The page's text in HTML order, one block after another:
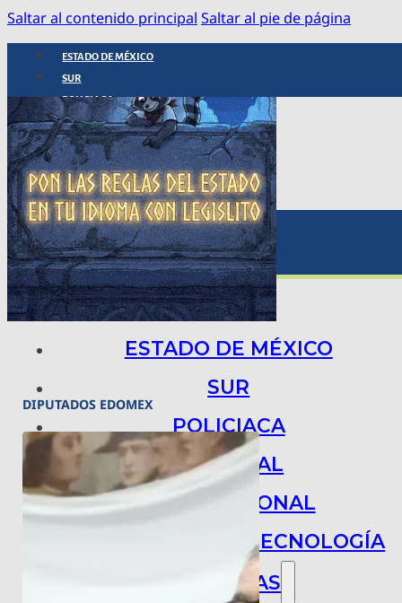
Saltar al contenido principal Saltar al pie de página
ESTADO DE MÉXICO
SUR
POLICIACA
NACIONAL
INTERNACIONAL
ARTE, CIENCIA Y TECNOLOGÍA
COLUMNAS
BAJO LA LUPA
RASTROS Y ROSTROS
VÍNCULOS ANIMALES
ESTADO DE MÉXICO
SUR
POLICIACA
NACIONAL
INTERNACIONAL
ARTE, CIENCIA Y TECNOLOGÍA
COLUMNAS
DIPUTADOS EDOMEX